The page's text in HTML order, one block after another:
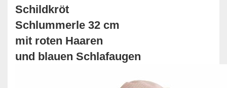
Schildkröt
Schlummerle 32 cm
mit roten Haaren
und blauen Schlafaugen